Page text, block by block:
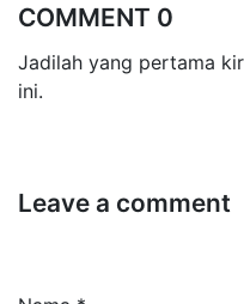
COMMENT 0
Jadilah yang pertama
ini.
Leave a comment